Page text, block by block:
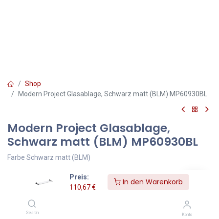
Preis:
110,67€
In den Warenkorb
Search Konto
Shop
Modern Project Glasablage, Schwarz matt (BLM) MP60930BL
Modern Project Glasablage,
Schwarz matt (BLM) MP60930BL
Farbe Schwarz matt (BLM)
Die Badaccessoires-Kollektion MODERN PROJECT zeichnet sich
durch ihre schlichte Form und ihr minimalistisches Design aus. Die
perfekt durchdachte Form, die auf einer kreisförmigen Figur
basiert, verleiht der Kollektion einen zeitlosen, modernen